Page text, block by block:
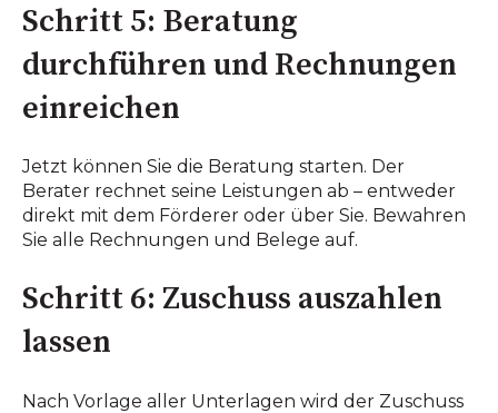
Schritt 5: Beratung
durchführen und Rechnungen
einreichen
Jetzt können Sie die Beratung starten. Der
Berater rechnet seine Leistungen ab – entweder
direkt mit dem Förderer oder über Sie. Bewahren
Sie alle Rechnungen und Belege auf.
Schritt 6: Zuschuss auszahlen
lassen
Nach Vorlage aller Unterlagen wird der Zuschuss